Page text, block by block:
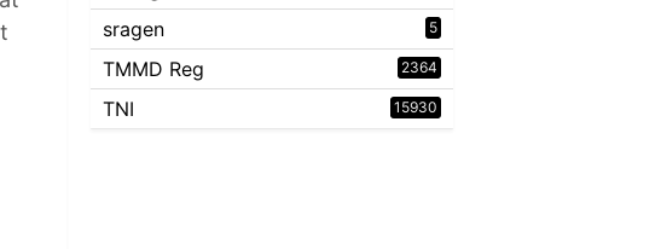
sragen 5
TMMD Reg 2364
TNI 15930